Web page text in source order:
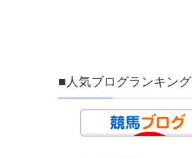
■人気ブログランキング